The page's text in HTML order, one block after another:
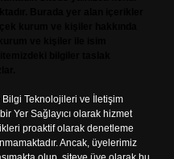
Bilgi Teknolojileri ve İletişim
Yer Sağlayıcı olarak hizmet
proaktif olarak denetleme
Ancak, üyelerimiz